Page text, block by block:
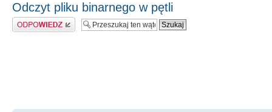
Odczyt pliku binarnego w pętli
Odpowiedz